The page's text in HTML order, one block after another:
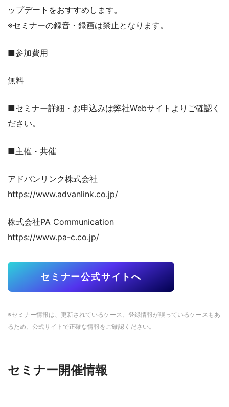
ップデートをおすすめします。
※セミナーの録音・録画は禁止となります。
■参加費用
無料
■セミナー詳細・お申込みは弊社Webサイトよりご確認く
ださい。
■主催・共催
アドバンリンク株式会社
https://www.advanlink.co.jp/
株式会社PA Communication
https://www.pa-c.co.jp/
セミナー公式サイトへ
※セミナー情報は、更新されているケース、登録情報が誤っているケースもあ
るため、公式サイトで正確な情報をご確認ください。
セミナー開催情報